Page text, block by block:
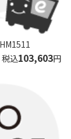
税込103,603円